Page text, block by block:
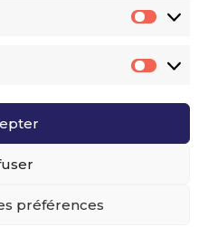
préférences